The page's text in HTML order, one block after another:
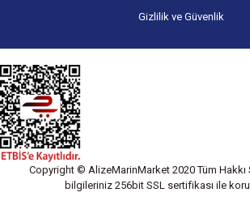
Gizlilik ve Güvenlik
Copyright © AlizeMarinMarket 2020 Tüm Hakkı
bilgileriniz 256bit SSL sertifikası ile